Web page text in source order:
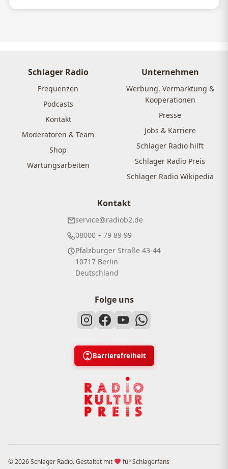
Schlager Radio
Frequenzen
Podcasts
Kontakt
Moderatoren & Team
Shop
Wartungsarbeiten
Unternehmen
Werbung, Vermarktung &
Kooperationen
Presse
Jobs & Karriere
Schlager Radio hilft
Schlager Radio Preis
Schlager Radio Wikipedia
Kontakt
service@radiob2.de
08000 – 79 89 99
Pfalzburger Straße 43-44
10717 Berlin
Deutschland
Folge uns
Barrierefreiheit
© 2026 Schlager Radio. Gestaltet mit für Schlagerfans